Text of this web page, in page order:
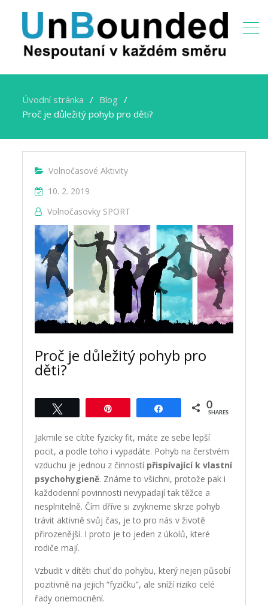
Úvodní stránka
Blog
Proč je důležitý pohyb pro děti?
Volnočasové Aktivity
10. 2. 2019
Volnočasovky SPORT
Proč je důležitý pohyb pro
děti?
Share 0
SHARES
Jakmile se cítíte fyzicky fit, máte ze sebe lepší
pocit, a podle toho i vypadáte. Pohyb na čerstvém
vzduchu je jednou z činností přispívající k vlastní
psychohygieně. Známe to všichni, protože pak i
každodenní povinnosti nevypadají tak těžce a
nesplnitelně. Čím dříve si zvykneme skrze pohyb
trávit aktivně svůj čas, je to pro nás v životě
přirozenější. I proto je to jeden z úkolů, které
rodiče mají.
Vzbudit v dítěti chuť do pohybu, který nejen působí
pozitivně na jejich “fyzičku”, ale sníží riziko celé
řady onemocnění.